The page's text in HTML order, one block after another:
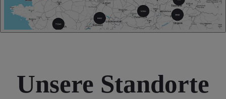
Unsere Standorte